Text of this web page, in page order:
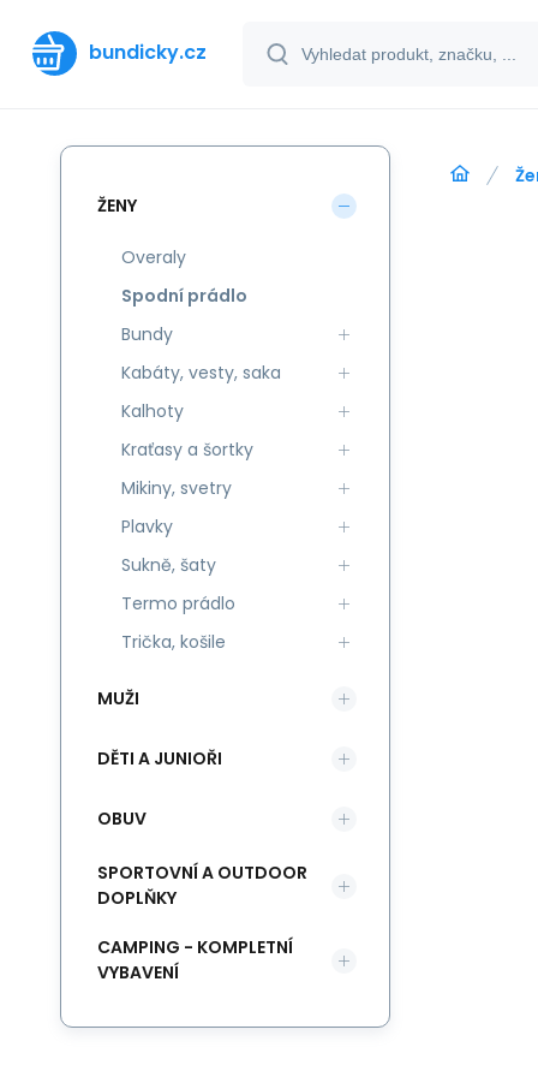
bundicky.cz
ŽENY
Overaly
Spodní prádlo
Bundy
Kabáty, vesty, saka
Kalhoty
Kraťasy a šortky
Mikiny, svetry
Plavky
Sukně, šaty
Termo prádlo
Trička, košile
MUŽI
DĚTI A JUNIOŘI
OBUV
SPORTOVNÍ A OUTDOOR
DOPLŇKY
CAMPING - KOMPLETNÍ
VYBAVENÍ